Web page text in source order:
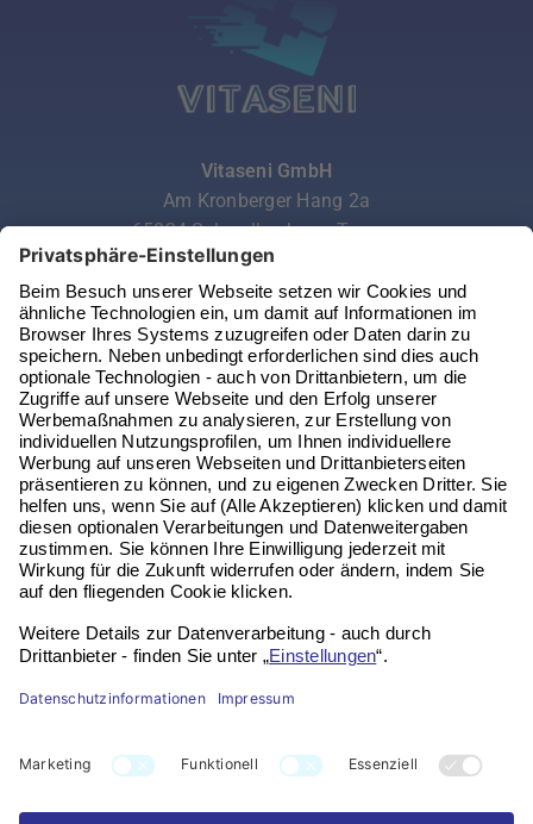
Vitaseni GmbH
Am Kronberger Hang 2a
65824 Schwalbach am Taunus
Telefon:06196 972 99 62
Email: service@vitaseni.de
Kontakt
Impressum
Widerruf
FAQ